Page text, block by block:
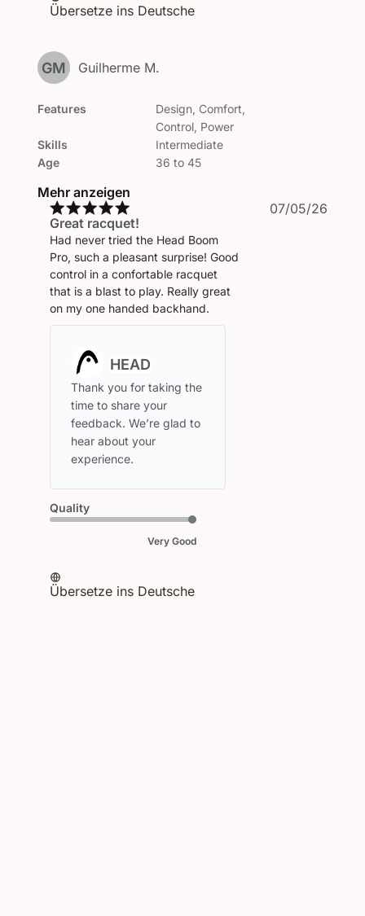
Übersetze ins Deutsche
GM Guilherme M.
Features
Skills
Age
Design, Comfort,
Control, Power
Intermediate
36 to 45
Mehr anzeigen
Great racquet!
Had never tried the Head Boom
Pro, such a pleasant surprise! Good
control in a confortable racquet
that is a blast to play. Really great
on my one handed backhand.
Kommentare
des
Store-
Besitzers
zu
{{Reviewer_name}}s
Bewertung
von
May
08
Thank you for taking the
time to share your
feedback. We’re glad to
hear about your
experience.
Quality
Very Good
Übersetze ins Deutsche
07/05/26